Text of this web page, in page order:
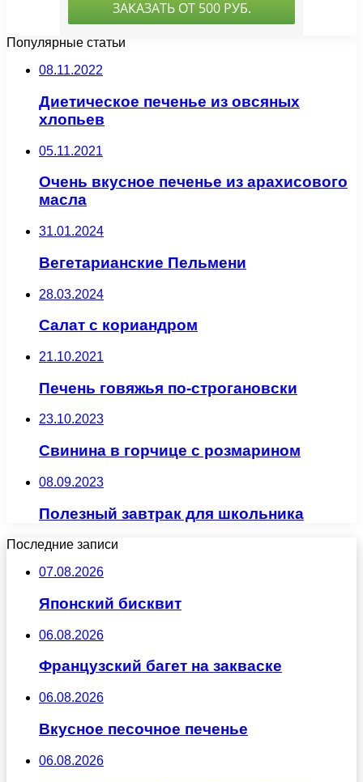
Популярные статьи
08.11.2022
Диетическое печенье из овсяных
хлопьев
05.11.2021
Очень вкусное печенье из арахисового
масла
31.01.2024
Вегетарианские Пельмени
28.03.2024
Салат с кориандром
21.10.2021
Печень говяжья по-строгановски
23.10.2023
Свинина в горчице с розмарином
08.09.2023
Полезный завтрак для школьника
Последние записи
07.08.2026
Японский бисквит
06.08.2026
Французский багет на закваске
06.08.2026
Вкусное песочное печенье
06.08.2026